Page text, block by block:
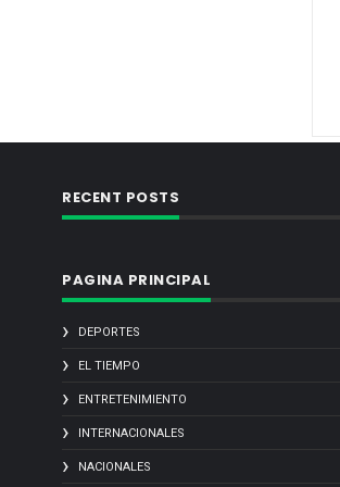
RECENT POSTS
PAGINA PRINCIPAL
DEPORTES
EL TIEMPO
ENTRETENIMIENTO
INTERNACIONALES
NACIONALES